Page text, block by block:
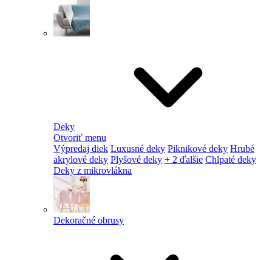
Deky
Otvoriť menu
Výpredaj diek Luxusné deky Piknikové deky Hrubé
akrylové deky Plyšové deky + 2 ďalšie Chlpaté deky
Deky z mikrovlákna
Dekoračné obrusy